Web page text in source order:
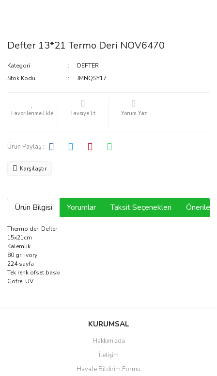
Defter 13*21 Termo Deri NOV6470
Kategori
DEFTER
Stok Kodu
JMNQSY17
Tavsiye Et Yorum Yaz
Ürün Paylaş :
Karşılaştır
Ürün Bilgisi Yorumlar Taksit Seçenekleri
Thermo deri Defter
15x21cm
Kalemlik
80 gr. ivory
224 sayfa
Tek renk ofset baskı
Gofre, UV
Bu ürüne ilk yorumu siz yapın!
Yorum Yaz
Ürün resmi kalitesiz, bozuk veya görüntülenemiyor.
Ürün açıklamasında eksik bilgiler bulunuyor.
KURUMSAL
Hakkımızda
İletişim
Havale Bildirim Formu